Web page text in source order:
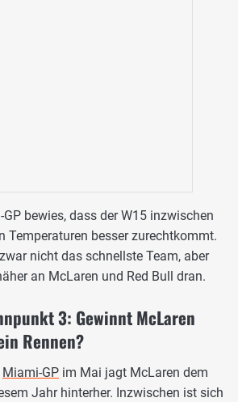
GP bewies, dass der W15 inzwischen
Temperaturen besser zurechtkommt.
nicht das schnellste Team, aber
an McLaren und Red Bull dran.
3: Gewinnt McLaren
Rennen?
Miami-GP im Mai jagt McLaren dem
Jahr hinterher. Inzwischen ist sich